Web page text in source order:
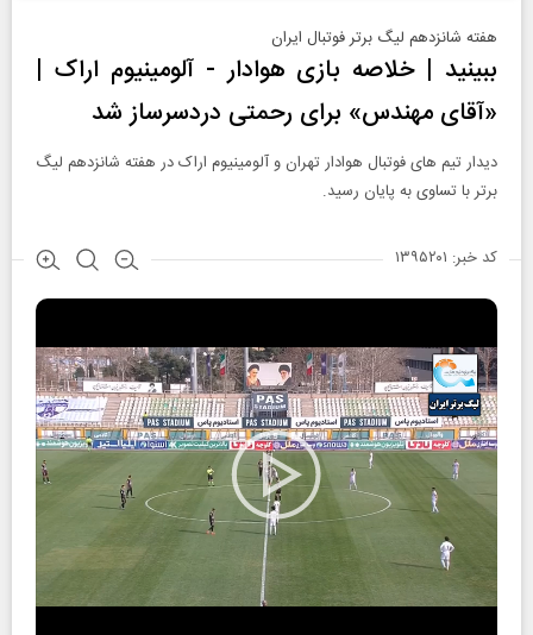
هفته شانزدهم لیگ برتر فوتبال ایران
ببینید | خلاصه بازی هوادار - آلومینیوم اراک |
«آقای مهندس» برای رحمتی دردسرساز شد
دیدار تیم های فوتبال هوادار تهران و آلومینیوم اراک در هفته شانزدهم لیگ
برتر با تساوی به پایان رسید.
کد خبر: ۱۳۹۵۲۰۱
Play
Video